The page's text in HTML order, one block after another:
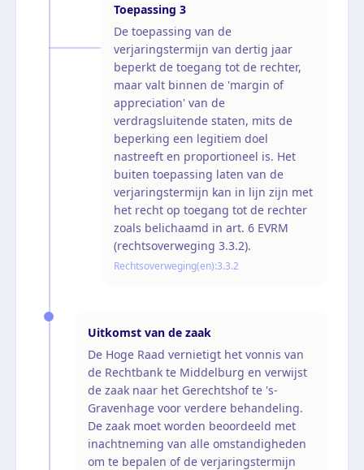
Toepassing 3
De toepassing van de
verjaringstermijn van dertig jaar
beperkt de toegang tot de rechter,
maar valt binnen de 'margin of
appreciation' van de
verdragsluitende staten, mits de
beperking een legitiem doel
nastreeft en proportioneel is. Het
buiten toepassing laten van de
verjaringstermijn kan in lijn zijn met
het recht op toegang tot de rechter
zoals belichaamd in art. 6 EVRM
(rechtsoverweging 3.3.2).
Rechtsoverweging(en):3.3.2
Uitkomst van de zaak
De Hoge Raad vernietigt het vonnis van
de Rechtbank te Middelburg en verwijst
de zaak naar het Gerechtshof te 's-
Gravenhage voor verdere behandeling.
De zaak moet worden beoordeeld met
inachtneming van alle omstandigheden
om te bepalen of de verjaringstermijn